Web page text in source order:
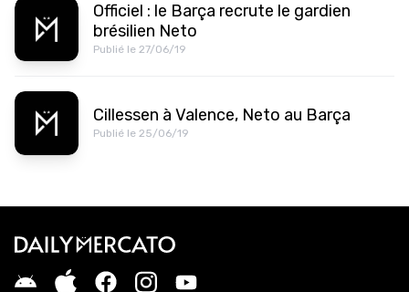
Officiel : le Barça recrute le gardien
brésilien Neto
Publié le 27/06/19
Cillessen à Valence, Neto au Barça
Publié le 25/06/19